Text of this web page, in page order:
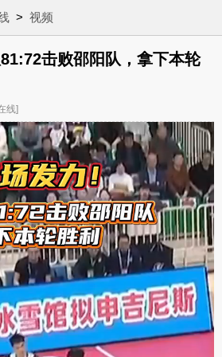
> 视频
击败邵阳队，拿下本轮
线]